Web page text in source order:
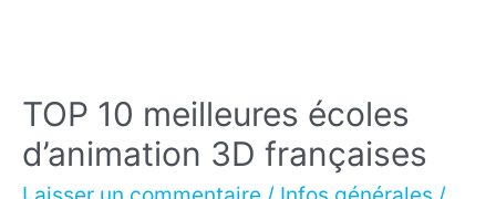
TOP 10 meilleures écoles
d’animation 3D françaises